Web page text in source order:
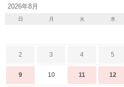
2026年8月
日 月 火 水
2 3 4 5
9 10 11 12